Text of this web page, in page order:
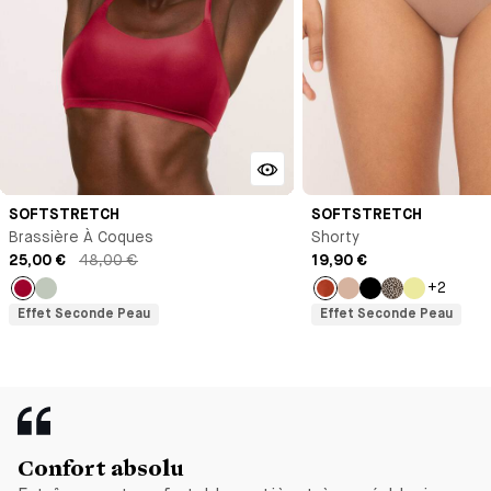
SOFTSTRETCH
Brassière À Coques
25,00 €
48,00 €
Pomme
d'amour
Vert
pastel
Effet Seconde Peau
SOFTSTRETCH
Shorty
19,90 €
Ecureuil
Nude Léopard
Citrus
+2
Effet Seconde Peau
Confort absolu